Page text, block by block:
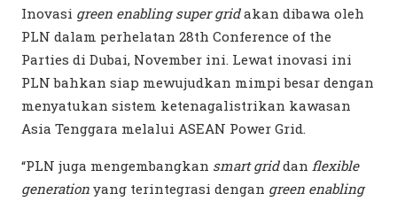
Inovasi green enabling super gridakan dibawa oleh
PLN dalam perhelatan 28th Conference of the
Parties di Dubai, November ini. Lewat inovasi ini
PLN bahkan siap mewujudkan mimpi besar dengan
menyatukan sistem ketenagalistrikan kawasan
Asia Tenggara melalui ASEAN Power Grid.
“PLN juga mengembangkan smart griddan flexible
generation yang terintegrasi dengan green enabling